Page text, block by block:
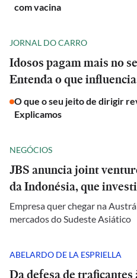
com vacina
JORNAL DO CARRO
Idosos pagam mais no
Entenda o que
O que o seu jeito de dirigir
Explicamos
NEGÓCIOS
JBS anuncia joint
da Indonésia, que
Empresa quer chegar na
mercados do Sudeste Asiático
ABELARDO DE LA ESPRIELLA
Da defesa de